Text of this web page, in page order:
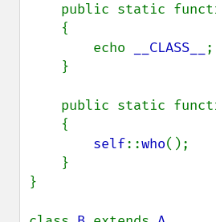
public static
        echo
__CLASS__
;
public static
self::who();
}